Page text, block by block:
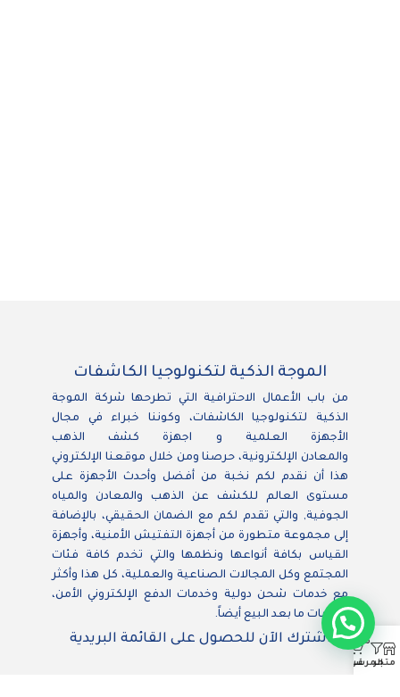
الموجة الذكية لتكنولوجيا الكاشفات
من باب الأعمال الاحترافية التي تطرحها شركة الموجة
الذكية لتكنولوجيا الكاشفات، وكوننا خبراء في مجال
الأجهزة العلمية و اجهزة كشف الذهب
والمعادن الإلكترونية، حرصنا ومن خلال موقعنا الإلكتروني
هذا أن نقدم لكم نخبة من أفضل وأحدث الأجهزة على
مستوى العالم للكشف عن الذهب والمعادن والمياه
الجوفية, والتي تقدم لكم مع الضمان الحقيقي، بالإضافة
إلى مجموعة متطورة من أجهزة التفتيش الأمنية، وأجهزة
القياس بكافة أنواعها ونظمها والتي تخدم كافة فئات
المجتمع وكل المجالات الصناعية والعملية، كل هذا وأكثر
مع خدمات شحن دولية وخدمات الدفع الإلكتروني الأمن،
وخدمات ما بعد البيع أيضاً.
اشترك الآن للحصول على القائمة البريدية
متجرالمرشحات
مفضلة
0
عربة
حسابي